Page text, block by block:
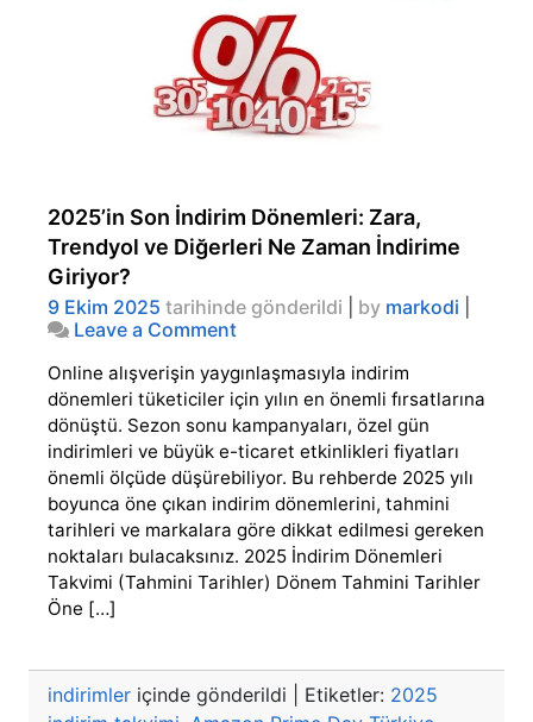
2025’in Son İndirim Dönemleri: Zara,
Trendyol ve Diğerleri Ne Zaman İndirime
Giriyor?
9 Ekim 2025 tarihinde gönderildi by markodi
Leave a Commenton
Son
İndirim
Dönemleri:
Zara,
Trendyol
ve
Diğerleri
Ne
Zaman
İndirime
Giriyor?
Online alışverişin yaygınlaşmasıyla indirim
dönemleri tüketiciler için yılın en önemli fırsatlarına
dönüştü. Sezon sonu kampanyaları, özel gün
indirimleri ve büyük e-ticaret etkinlikleri fiyatları
önemli ölçüde düşürebiliyor. Bu rehberde 2025 yılı
boyunca öne çıkan indirim dönemlerini, tahmini
tarihleri ve markalara göre dikkat edilmesi gereken
noktaları bulacaksınız. 2025 İndirim Dönemleri
Takvimi (Tahmini Tarihler) Dönem Tahmini Tarihler
Öne […]
indirimler içinde gönderildi Etiketler: 2025